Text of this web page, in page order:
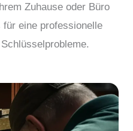
Zuhause oder Büro
eine professionelle